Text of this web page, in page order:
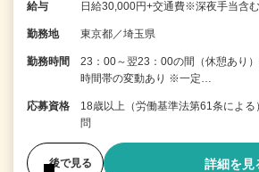
給与 日給30,000円+交通費※深夜手当含む
勤務地 東京都／埼玉県
勤務時間
23：00～翌23：00の間（休憩あり
時間帯の変動あり ※一定…
応募資格
18歳以上（労働基準法第61条によ
問
後で見る 詳細を見